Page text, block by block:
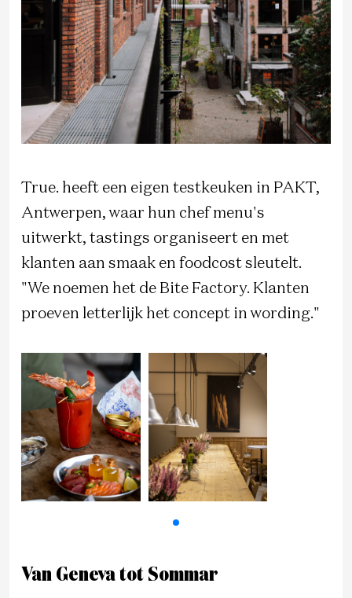
True. heeft een eigen testkeuken in PAKT,
Antwerpen, waar hun chef menu's
uitwerkt, tastings organiseert en met
klanten aan smaak en foodcost sleutelt.
"We noemen het de Bite Factory. Klanten
proeven letterlijk het concept in wording."
Van Geneva tot Sommar